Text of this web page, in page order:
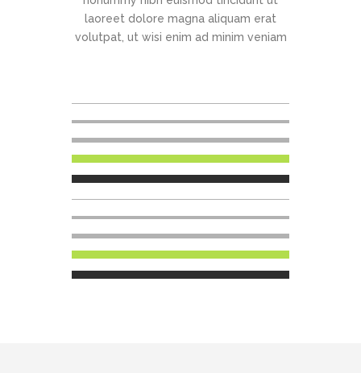
laoreet dolore magna aliquam erat
volutpat, ut wisi enim ad minim veniam